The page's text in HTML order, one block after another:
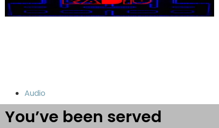
Audio
You’ve been served